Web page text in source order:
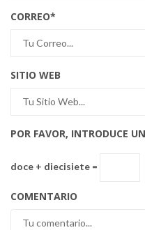
CORREO*
SITIO WEB
POR FAVOR, INTRODUCE
doce + diecisiete =
COMENTARIO